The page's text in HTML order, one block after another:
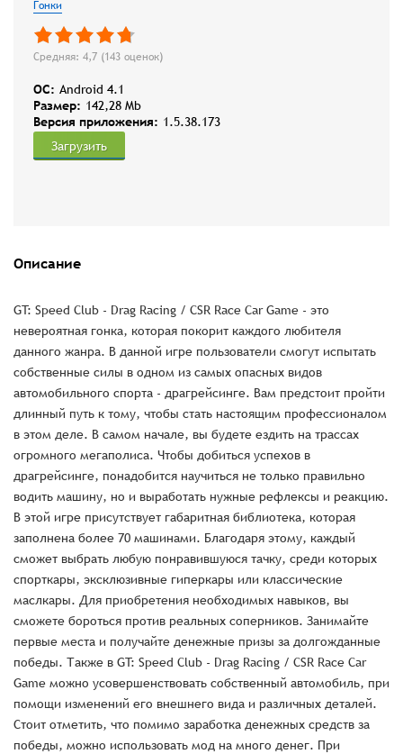
Гонки
Средняя: 4,7 (143 оценок)
OC: Android 4.1
Размер: 142,28 Mb
Версия приложения: 1.5.38.173
Загрузить
Описание
GT: Speed Club - Drag Racing / CSR Race Car Game - это
невероятная гонка, которая покорит каждого любителя
данного жанра. В данной игре пользователи смогут испытать
собственные силы в одном из самых опасных видов
автомобильного спорта - драгрейсинге. Вам предстоит пройти
длинный путь к тому, чтобы стать настоящим профессионалом
в этом деле. В самом начале, вы будете ездить на трассах
огромного мегаполиса. Чтобы добиться успехов в
драгрейсинге, понадобится научиться не только правильно
водить машину, но и выработать нужные рефлексы и реакцию.
В этой игре присутствует габаритная библиотека, которая
заполнена более 70 машинами. Благодаря этому, каждый
сможет выбрать любую понравившуюся тачку, среди которых
спорткары, эксклюзивные гиперкары или классические
маслкары. Для приобретения необходимых навыков, вы
сможете бороться против реальных соперников. Занимайте
первые места и получайте денежные призы за долгожданные
победы. Также в GT: Speed Club - Drag Racing / CSR Race Car
Game можно усовершенствовать собственный автомобиль, при
помощи изменений его внешнего вида и различных деталей.
Стоит отметить, что помимо заработка денежных средств за
победы, можно использовать мод на много денег. При